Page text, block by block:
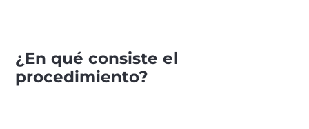
¿En qué consiste el
procedimiento?